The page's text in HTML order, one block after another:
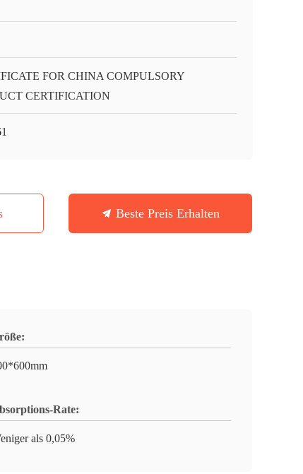
FOR CHINA COMPULSORY
CERTIFICATION
Beste Preis Erhalten
Rate:
als 0,05%